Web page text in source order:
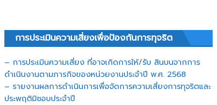
การประเมินความเสี่ยงเพื่อป้องกันการทุจริต
– การประเมินความเสี่ยง ที่อาจเกิดการให้/รับ สินบนจากการ
ดำเนินงานตามภารกิจของหน่วยงานประจำปี พ.ศ. 2568
– รายงานผลการดำเนินการเพื่อจัดการความเสี่ยงการทุจริตและ
ประพฤติมิชอบประจำปี